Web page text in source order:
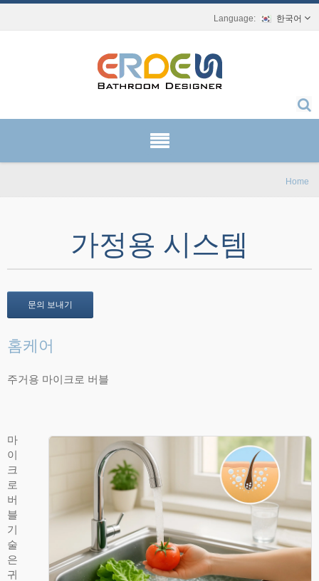
한국어
Home
가정용 시스템
문의 보내기
홈케어
주거용 마이크로 버블
마
이
크
로
버
블
기
술
은
귀